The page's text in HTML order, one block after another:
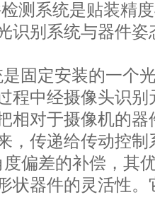
测系统是贴装精
识别系统与器件姿
固定安装的一个
程中经摄像头识
相对于摄像机的器
，传递给传动控
偏差的补偿，其
状器件的灵活性。